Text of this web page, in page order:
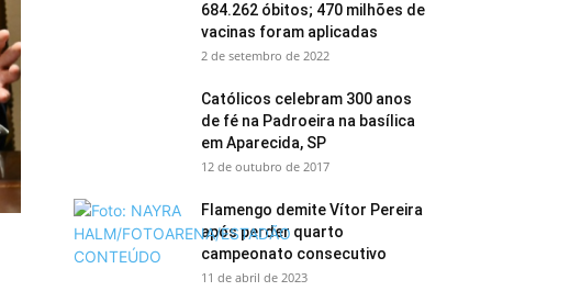
684.262 óbitos; 470 milhões de
vacinas foram aplicadas
2 de setembro de 2022
Católicos celebram 300 anos
de fé na Padroeira na basílica
em Aparecida, SP
12 de outubro de 2017
Flamengo demite Vítor Pereira
após perder quarto
campeonato consecutivo
11 de abril de 2023